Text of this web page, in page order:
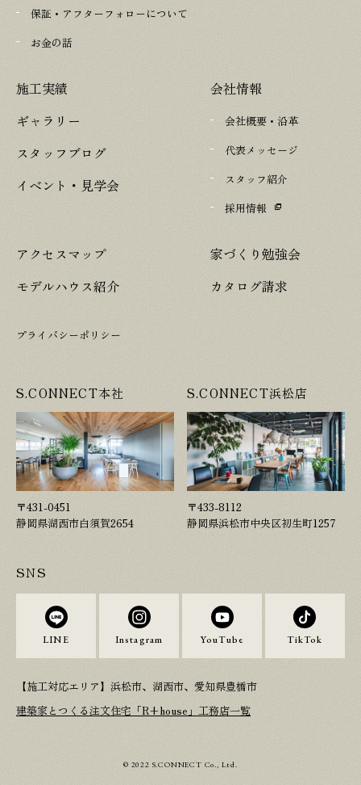
保証・アフターフォローについて
お金の話
施工実績
ギャラリー
スタッフブログ
イベント・見学会
会社情報
会社概要・沿革
代表メッセージ
スタッフ紹介
採用情報
アクセスマップ
モデルハウス紹介
家づくり勉強会
カタログ請求
プライバシーポリシー
S.CONNECT本社
〒431-0451
静岡県湖西市白須賀2654
S.CONNECT浜松店
〒433-8112
静岡県浜松市中央区初生町1257
SNS
LINE Instagram YouTube TikTok
【施工対応エリア】浜松市、湖西市、愛知県豊橋市
建築家とつくる注文住宅「R+house」工務店一覧
© 2022 S.CONNECT Co., Ltd.